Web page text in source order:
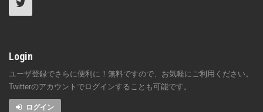
Login
ユーザ登録でさらに便利に！無料ですので、お気軽にご利用ください。
Twitterのアカウントでログインすることも可能です。
ログイン